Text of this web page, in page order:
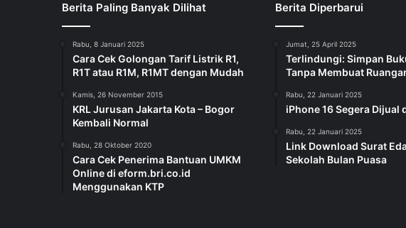
Berita Paling Banyak Dilihat
Rabu, 8 Januari 2025
Cara Cek Golongan Tarif Listrik R1,
R1T atau R1M, R1MT dengan Mudah
Kamis, 26 November 2015
KRL Jurusan Jakarta Kota – Bogor
Kembali Normal
Rabu, 28 Oktober 2020
Cara Cek Penerima Bantuan UMKM
Online di eform.bri.co.id
Menggunakan KTP
Berita Diperbarui
Jumat, 25 April 2025
Terlindungi: Simpan
Tanpa Membuat
Rabu, 22 Januari 2025
iPhone 16 Segera Dijual
Rabu, 22 Januari 2025
Link Download Surat
Sekolah Bulan Puasa